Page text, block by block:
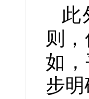
此
则
如
步